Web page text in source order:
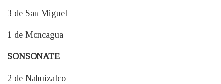
3 de San Miguel
1 de Moncagua
SONSONATE
2 de Nahuizalco